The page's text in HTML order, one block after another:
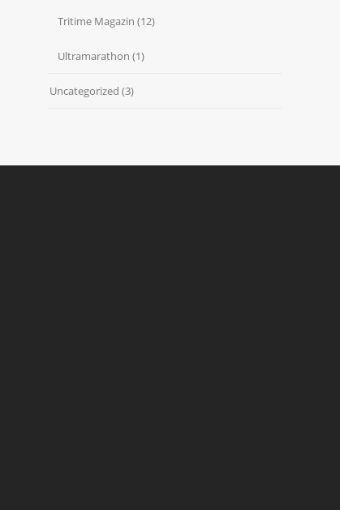
Tritime Magazin (12)
Ultramarathon (1)
Uncategorized (3)